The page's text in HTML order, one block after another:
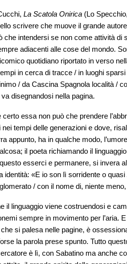
La Scatola Onirica (Lo
scrivere che muove il grande
che intendersi se non come attività
adiacenti alle cose del mondo.
quotidiano riportato in verso
in cerca di tracce / in luoghi
/ da Cascina Spagnola località /
disegnandosi nella pagina.
essa non può che prendere
tempi delle generazioni e dove,
appunto, ha in qualche modo,
il poeta richiamando il
esserci e permanere, si invera
identità: «E io son lì sorridente o
/ con il nome di, niente
il linguaggio viene costruendosi e
sempre in movimento per l’aria.
si palesa nelle pagine, è
la parola prese spunto. Tutto
è lì, con Sabatino ma anche